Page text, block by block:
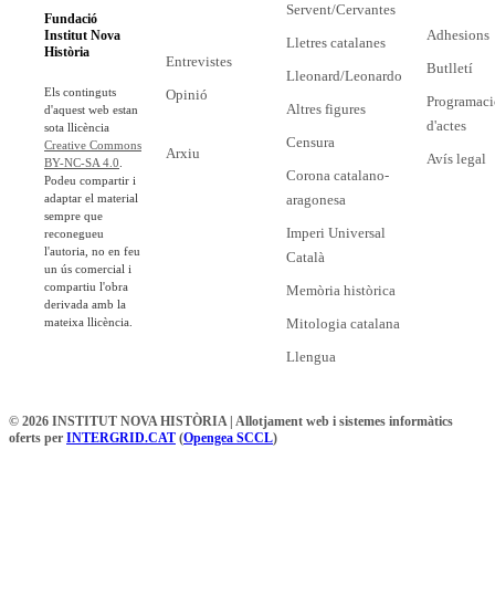
Fundació
Institut Nova
Història
Els continguts
d'aquest web estan
sota llicència
Creative Commons
BY-NC-SA 4.0
Podeu compartir i
adaptar el material
sempre que
reconegueu
l'autoria, no en feu
un ús comercial i
compartiu l'obra
derivada amb la
mateixa llicència.
Entrevistes
Opinió
Arxiu
Servent/Cervantes
Lletres catalanes
Lleonard/Leonardo
Altres figures
Censura
Corona catalano-
aragonesa
Imperi Universal
Català
Memòria històrica
Mitologia catalana
Llengua
Adhesions
Butlletí
d'actes
Avís legal
© 2026 INSTITUT NOVA HISTÒRIA | Allotjament web i sistemes informàtics
oferts per INTERGRID.CAT (Opengea SCCL)